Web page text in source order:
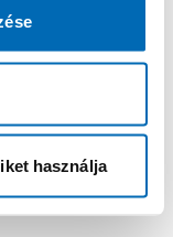
használja